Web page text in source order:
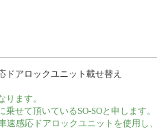
ドアロックユニット載せ替え
ります。
乗せて頂いているSO-SOと申します。
速感応ドアロックユニットを使用し